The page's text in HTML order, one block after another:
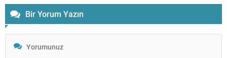
Bir Yorum Yazın